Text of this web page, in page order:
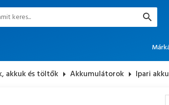
akkuk és töltők arrow_right Akkumulátorok arrow_right Ipari